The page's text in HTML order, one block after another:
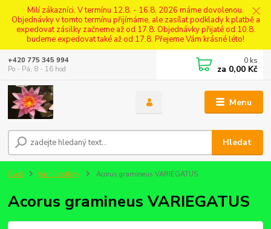
Milí zákazníci. V termínu 12.8. - 16.8. 2026 máme dovolenou.
Objednávky v tomto termínu přijímáme, ale zasílat podklady k platbě a
expedovat zásilky začneme až od 17.8. Objednávky přijaté od 10.8.
budeme expedovat také až od 17.8. Přejeme Vám krásné léto!
Menu
Hledat
+420 775 345 994
Po - Pá, 8 - 16 hod
0 ks
za 0,00 Kč
Úvod Vodní rostliny Acorus gramineus VARIEGATUS
Acorus gramineus VARIEGATUS